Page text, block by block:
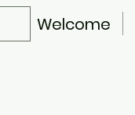
Welcome